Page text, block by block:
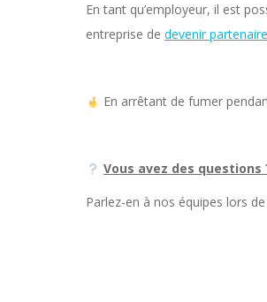
En tant qu’employeur, il est
entreprise de devenir partenaire
En arrêtant de fumer
Vous avez des questions
Parlez-en à nos équipes lors